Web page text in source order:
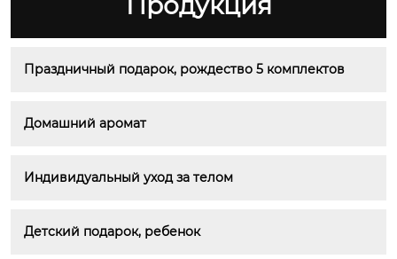
Праздничный подарок, рождество 5 комплектов
Домашний аромат
Индивидуальный уход за телом
Детский подарок, ребенок